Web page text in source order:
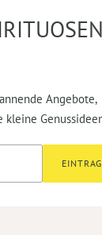
Angebote,